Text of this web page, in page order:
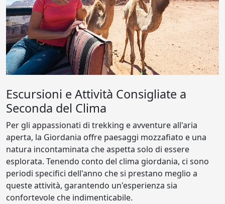
Escursioni e Attività Consigliate a
Seconda del Clima
Per gli appassionati di trekking e avventure all'aria
aperta, la Giordania offre paesaggi mozzafiato e una
natura incontaminata che aspetta solo di essere
esplorata. Tenendo conto del clima giordania, ci sono
periodi specifici dell'anno che si prestano meglio a
queste attività, garantendo un'esperienza sia
confortevole che indimenticabile.